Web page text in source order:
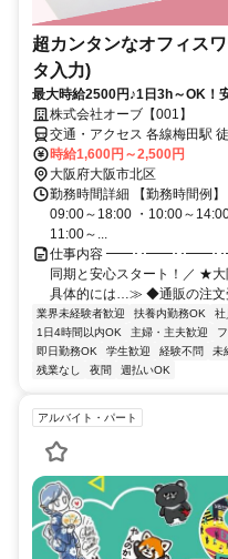
超カンタンなオフィス
タ入力)
最大時給2500円♪1日3h～OK！
株式会社オーブ【001】
交通・アクセス 各線梅田駅
時給1,600円～2,500円
大阪府大阪市北区
勤務時間詳細 【勤務時間例
09:00～18:00 ・10:00～
11:00～...
仕事内容 ━━･･━━･･━━･
同期と安心スタート！／ ★
具体的には…≫ ◆通販の注文
業界未経験者歓迎 扶養内勤務OK 社
1日4時間以内OK
主婦・主夫歓迎
即日勤務OK
学生歓迎 経験不問 未
残業なし
夜間 週払いOK
アルバイト・パート